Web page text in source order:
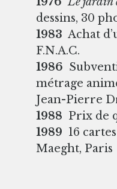
dessins, 30
1983 Achat
F.N.A.C.
1986
métrage
Jean-Pierre
1988 Prix de
1989 16
Maeght, Paris